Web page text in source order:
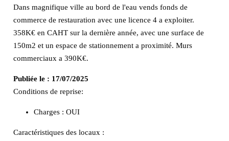
Dans magnifique ville au bord de l'eau vends fonds de
commerce de restauration avec une licence 4 a exploiter.
358K€ en CAHT sur la dernière année, avec une surface de
150m2 et un espace de stationnement a proximité. Murs
commerciaux a 390K€.
Publiée le : 17/07/2025
Conditions de reprise:
Charges : OUI
Caractéristiques des locaux :